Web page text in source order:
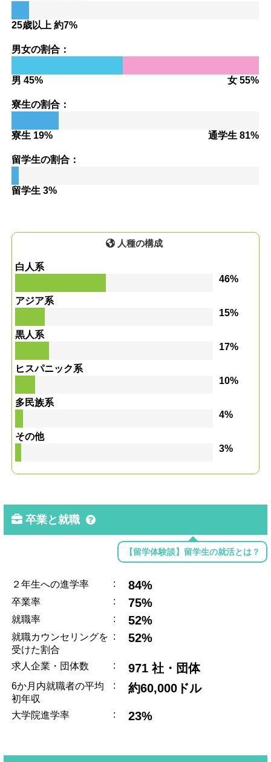
25歳以上 約7%
男女の割合：
男 45% 女 55%
寮生の割合：
寮生 19% 通学生 81%
留学生の割合：
留学生 3%
人種の構成
白人系
46%
アジア系
15%
黒人系
17%
ヒスパニック系
10%
多民族系
4%
その他
3%
卒業と就職
【留学体験談】留学生の就活とは？
２年生への進学率 : 84%
卒業率 : 75%
就職率 : 52%
就職カウンセリングを
受けた割合
: 52%
求人企業・団体数 : 971 社・団体
6か月内就職者の平均
初年収
: 約60,000ドル
大学院進学率 : 23%